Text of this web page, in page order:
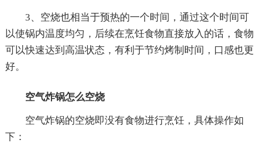
3、空烧也相当于预热的一个时间，通过这个时间可
以使锅内温度均匀，后续在烹饪食物直接放入的话，食物
可以快速达到高温状态，有利于节约烤制时间，口感也更
好。
空气炸锅怎么空烧
空气炸锅的空烧即没有食物进行烹饪，具体操作如
下：